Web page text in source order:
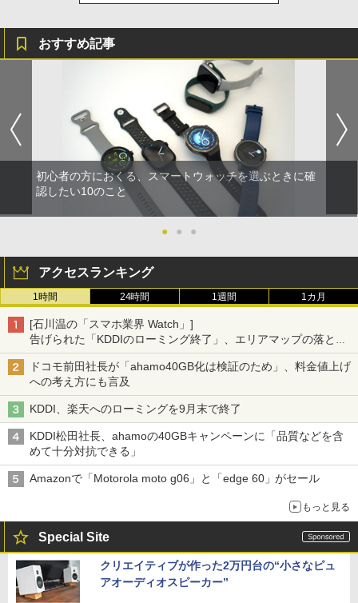
おすすめ記事
初心者の方におくる、スマートウォッチを選ぶときに確
認したい10のこと
● ● ●
アクセスランキング
1時間 24時間 1週間 1カ月
[石川温の「スマホ業界 Watch」]
告げられた「KDDIのローミング終了」、エリアマップの落とし
穴と楽天モバイルの課題
ドコモ前田社長が「ahamo40GB化は検証のため」、料金値上げ
への考え方にも言及
KDDI、楽天へのローミングを9月末で終了
KDDI松田社長、ahamoの40GBキャンペーンに「品質などを含
めて十分対抗できる」
Amazonで「Motorola moto g06」と「edge 60」がセール
もっと見る
Special Site
クリエイティブが作った2万円台の“小さなピュ
アオーディオスピーカー”